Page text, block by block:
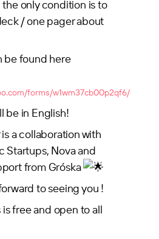
the only condition is to
/ one pager about
be found here
forms/w1wm37cb00p2qf6/
be in English!
a collaboration with
Startups, Nova and
from Gróska
to seeing you !
free and open to all